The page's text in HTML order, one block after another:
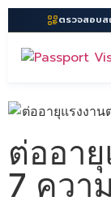
ตรวจสอบส
Home
บริการ
คู่มือ
ต่ออา
7 ควา